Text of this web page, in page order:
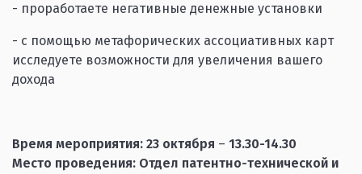
- проработаете негативные денежные установки
- с помощью метафорических ассоциативных карт
исследуете возможности для увеличения вашего
дохода
Время мероприятия: 23 октября – 13.30-14.30
Место проведения: Отдел патентно-технической и